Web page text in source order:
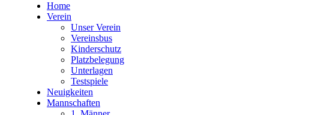
Home
Verein
Unser Verein
Vereinsbus
Kinderschutz
Platzbelegung
Unterlagen
Testspiele
Neuigkeiten
Mannschaften